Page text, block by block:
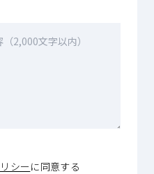
シー に同意する